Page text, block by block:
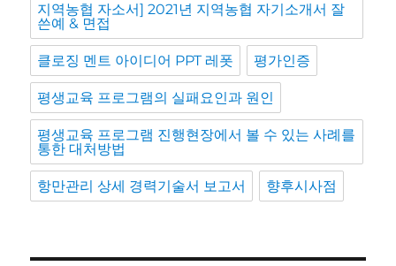
지역농협 자소서] 2021년 지역농협 자기소개서 잘
쓴예 & 면접
클로징 멘트 아이디어 PPT 레폿 평가인증
평생교육 프로그램의 실패요인과 원인
평생교육 프로그램 진행현장에서 볼 수 있는 사례를
통한 대처방법
항만관리 상세 경력기술서 보고서 향후시사점